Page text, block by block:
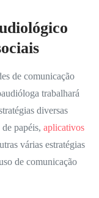
de comunicação
trabalhará
diversas
de papéis,aplicativos
várias estratégias
de comunicação